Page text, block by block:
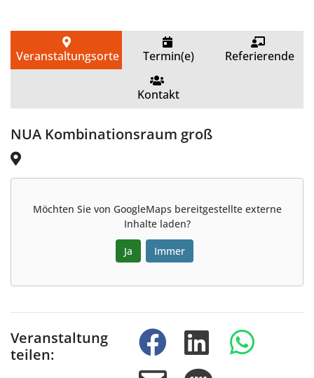
Veranstaltungsorte Termin(e) Referierende
Kontakt
NUA Kombinationsraum groß
Möchten Sie von GoogleMaps bereitgestellte externe
Inhalte laden?
Ja Immer
Veranstaltung
teilen: